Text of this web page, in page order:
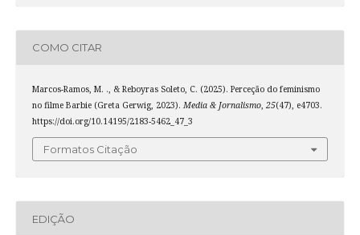
COMO CITAR
Marcos-Ramos, M. ., & Reboyras Soleto, C. (2025). Perceção do feminismo
no filme Barbie (Greta Gerwig, 2023). Media & Jornalismo, 25(47), e4703.
https://doi.org/10.14195/2183-5462_47_3
Formatos Citação
EDIÇÃO